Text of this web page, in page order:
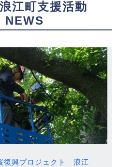
江町支援活動
NEWS
復興プロジェクト 浪江